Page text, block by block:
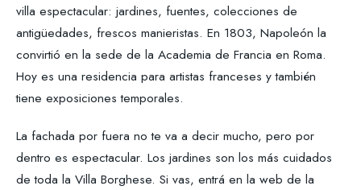
villa espectacular: jardines, fuentes, colecciones de
antigüedades, frescos manieristas. En 1803, Napoleón la
convirtió en la sede de la Academia de Francia en Roma.
Hoy es una residencia para artistas franceses y también
tiene exposiciones temporales.
La fachada por fuera no te va a decir mucho, pero por
dentro es espectacular. Los jardines son los más cuidados
de toda la Villa Borghese. Si vas, entrá en la web de la